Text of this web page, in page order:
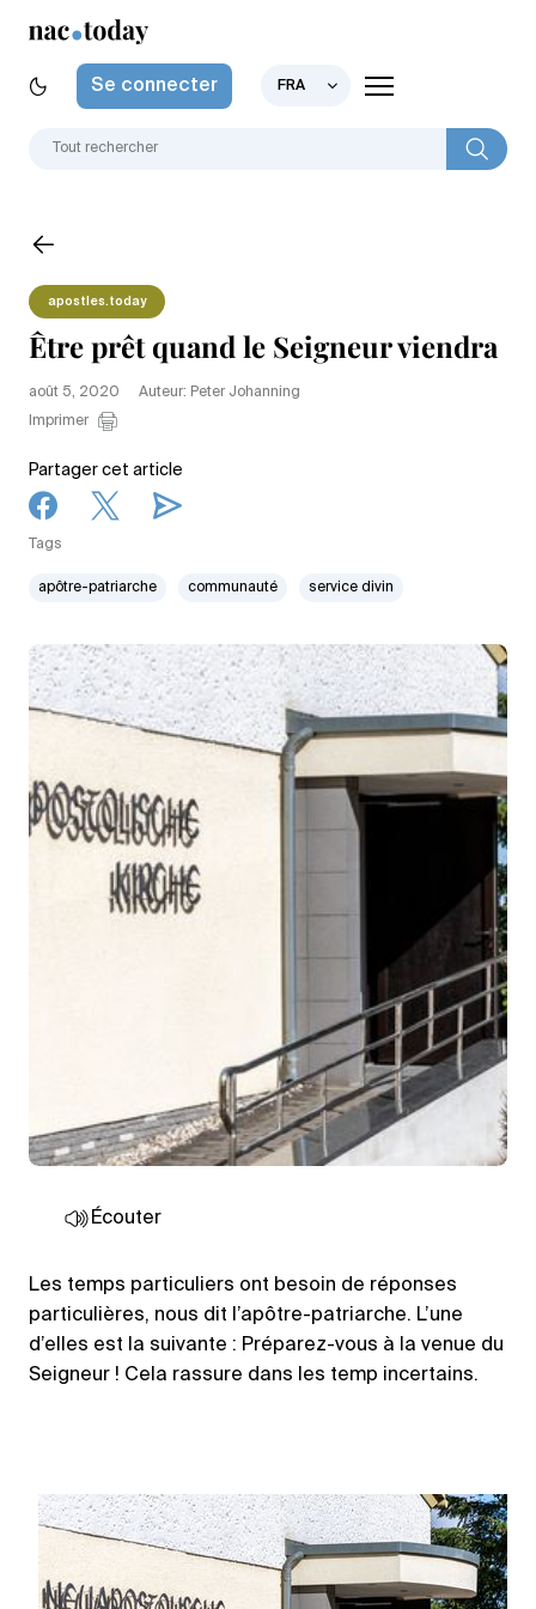
Se connecter FRA
apostles.today
Être prêt quand le Seigneur viendra
août 5, 2020
Auteur: Peter Johanning
Imprimer
Partager cet article
Tags
apôtre-patriarche communauté service divin
Écouter
Les temps particuliers ont besoin de réponses
particulières, nous dit l’apôtre-patriarche. L’une
d’elles est la suivante : Préparez-vous à la venue du
Seigneur ! Cela rassure dans les temp incertains.